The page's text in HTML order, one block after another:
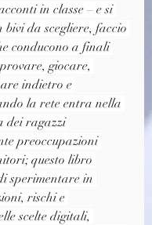
in classe – e si
da scegliere, faccio
conducono a finali
giocare,
indietro e
la rete entra nella
dei ragazzi
preoccupazioni
questo libro
sperimentare in
rischi e
scelte digitali,